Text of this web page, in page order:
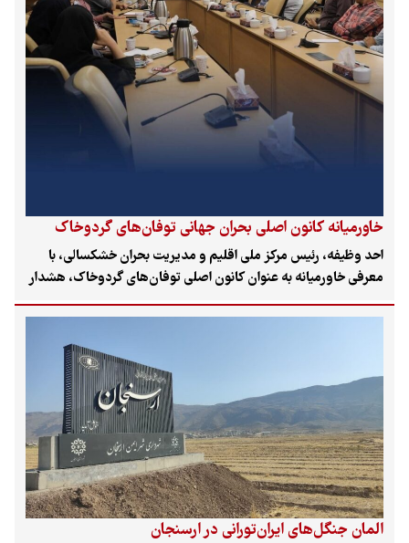
خاورمیانه کانون اصلی بحران جهانی توفان‌های گردوخاک
احد وظیفه، رئیس مرکز ملی اقلیم و مدیریت بحران خشکسالی، با
معرفی خاورمیانه به عنوان کانون اصلی توفان‌های گردوخاک، هشدار
داد که این بحران زیست‌محیطی اکنون ۱۵۰ کشور جهان را تحت تأثیر
قرار داده و مقابله با آن نیازمند عزم جهانی و سیاست‌گذاری‌های کلان
المان جنگل‌های ایران‌تورانی در ارسنجان